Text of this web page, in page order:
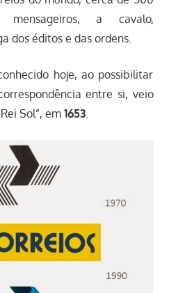
a cavalo,
dos éditos e das ordens.
hoje, ao possibilitar
entre si, veio
Sol”, em 1653.